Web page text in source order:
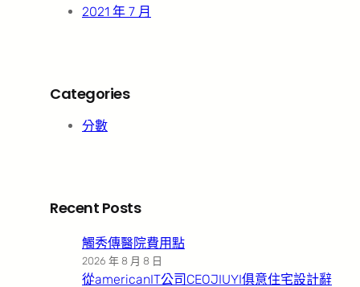
2021 年 7 月
Categories
分數
Recent Posts
觸秀傳醫院費用點
2026 年 8 月 8 日
從americanIT公司CEOJIUYI俱意住宅設計辭